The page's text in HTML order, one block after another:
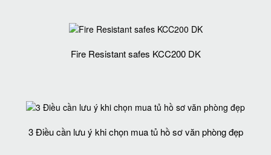
Fire Resistant safes KCC200 DK
3 Điều cần lưu ý khi chọn mua tủ hồ sơ văn phòng đẹp